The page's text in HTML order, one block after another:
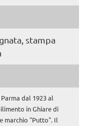
stampa
dal 1923 al
in Ghiare di
marchio "Putto". Il